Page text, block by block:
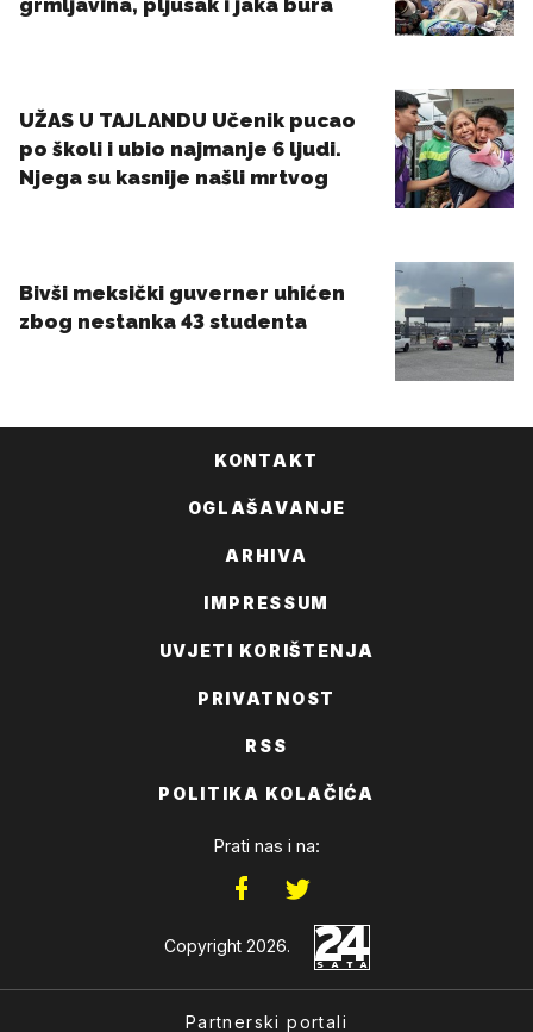
KONTAKT
OGLAŠAVANJE
ARHIVA
IMPRESSUM
UVJETI KORIŠTENJA
PRIVATNOST
RSS
POLITIKA KOLAČIĆA
Prati nas i na:
Copyright 2026.
Partnerski portali